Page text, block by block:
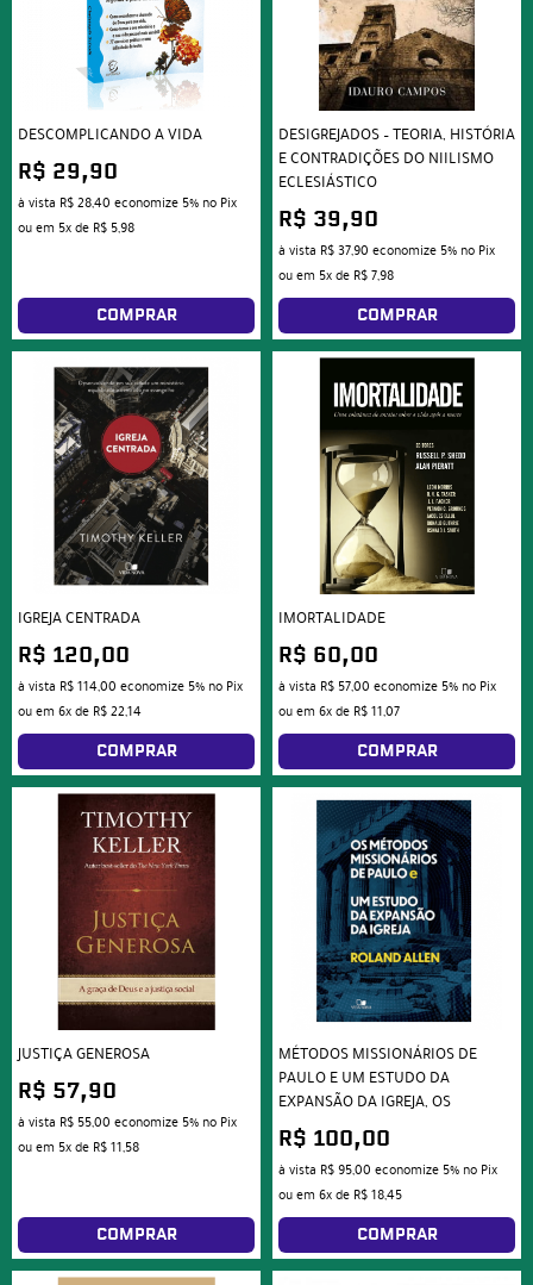
DESCOMPLICANDO A VIDA
R$ 29,90
à vista R$ 28,40 economize 5% no Pix
ou em 5xde R$ 5,98
COMPRAR
DESIGREJADOS – TEORIA, HISTÓRIA
E CONTRADIÇÕES DO NIILISMO
ECLESIÁSTICO
R$ 39,90
à vista R$ 37,90 economize 5% no Pix
ou em 5xde R$ 7,98
COMPRAR
IGREJA CENTRADA
R$ 120,00
à vista R$ 114,00 economize 5% no Pix
ou em 6xde R$ 22,14
COMPRAR
IMORTALIDADE
R$ 60,00
à vista R$ 57,00 economize 5% no Pix
ou em 6xde R$ 11,07
COMPRAR
JUSTIÇA GENEROSA
R$ 57,90
à vista R$ 55,00 economize 5% no Pix
ou em 5xde R$ 11,58
COMPRAR
MÉTODOS MISSIONÁRIOS DE
PAULO E UM ESTUDO DA
EXPANSÃO DA IGREJA, OS
R$ 100,00
à vista R$ 95,00 economize 5% no Pix
ou em 6xde R$ 18,45
COMPRAR